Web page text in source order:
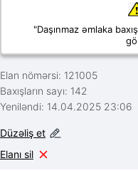
"Daşınmaz əmlaka
Elan nömərsi: 121005
Baxışların sayı: 142
Yeniləndi: 14.04.2025 23:06
Düzəliş et
Elanı sil